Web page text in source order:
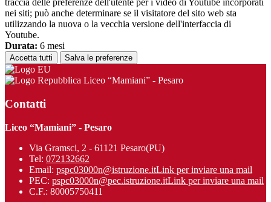
traccia delle preferenze dell'utente per i video di Youtube incorporati
nei siti; può anche determinare se il visitatore del sito web sta
utilizzando la nuova o la vecchia versione dell'interfaccia di
Youtube.
Durata: 6 mesi
Accetta tutti Salva le preferenze
Liceo “Mamiani” - Pesaro
Contatti
Liceo “Mamiani” - Pesaro
Via Gramsci, 2 - 61121 Pesaro(PU)
Tel: 072132662
Email: pspc03000n@istruzione.itLink per inviare una mail
PEC: pspc03000n@pec.istruzione.itLink per inviare una mail
C.F.: 80005750411